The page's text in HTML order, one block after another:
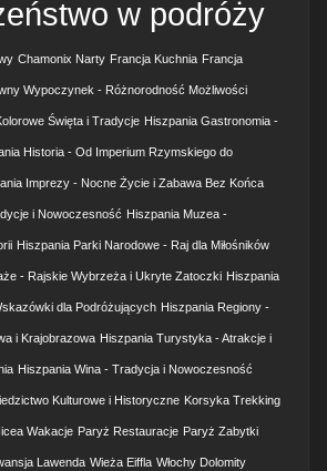
w podróży
Chamonix Narty Francja Kuchnia Francja
Wypoczynek - Różnorodność Możliwości
Święta i Tradycje Hiszpania Gastronomia -
Historia - Od Imperium Rzymskiego do
Imprezy - Nocne Życie i Zabawa Bez Końca
i Nowoczesność Hiszpania Muzea -
Hiszpania Parki Narodowe - Raj dla Miłośników
- Rajskie Wybrzeża i Ukryte Zatoczki Hiszpania
dla Podróżujących Hiszpania Regiony -
i Krajobrazowa Hiszpania Turystyka - Atrakcje i
Hiszpania Wina - Tradycja i Nowoczesność
Kulturowe i Historyczne Korsyka Trekking
Wakacje Paryż Restauracje Paryż Zabytki
Lawenda Wieża Eiffla Włochy Dolomity